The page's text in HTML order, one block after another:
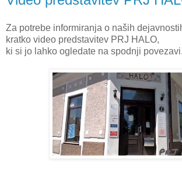
Za potrebe informiranja o naših
kratko video predstavitev PRJ HALO,
ki si jo lahko ogledate na spodnji povezavi.